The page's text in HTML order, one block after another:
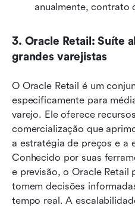
anualmente, contrato
3. Oracle Retail: Suíte
grandes varejistas
O Oracle Retail é um
especificamente para
varejo. Ele oferece
comercialização que
a estratégia de preços e a
Conhecido por suas
e previsão, o Oracle Retail
tomem decisões
tempo real. A